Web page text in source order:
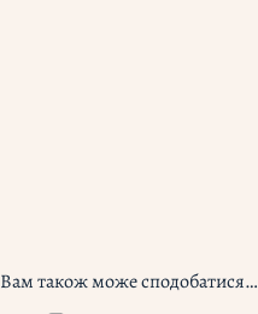
Вам також може сподобатися…